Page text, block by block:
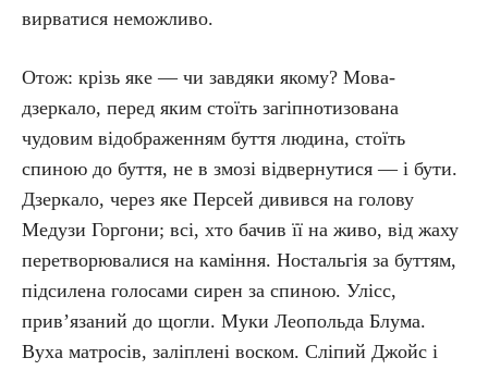
вирватися неможливо.
Отож: крізь яке — чи завдяки якому? Мова-
дзеркало, перед яким стоїть загіпнотизована
чудовим відображенням буття людина, стоїть
спиною до буття, не в змозі відвернутися — і бути.
Дзеркало, через яке Персей дивився на голову
Медузи Горгони; всі, хто бачив її на живо, від жаху
перетворювалися на каміння. Ностальгія за буттям,
підсилена голосами сирен за спиною. Улісс,
прив’язаний до щогли. Муки Леопольда Блума.
Вуха матросів, заліплені воском. Сліпий Джойс і